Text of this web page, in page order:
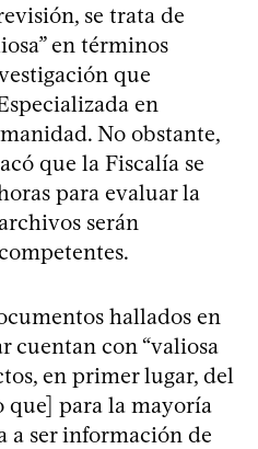
se trata de
en términos
que
en
No obstante,
que la Fiscalía se
para evaluar la
serán
hallados en
cuentan con “valiosa
en primer lugar, del
para la mayoría
a ser información de